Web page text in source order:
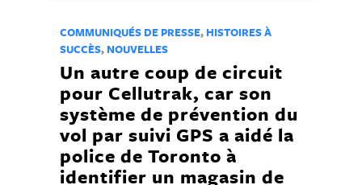
COMMUNIQUÉS DE PRESSE, HISTOIRES À
SUCCÈS, NOUVELLES
Un autre coup de circuit
pour Cellutrak, car son
système de prévention du
vol par suivi GPS a aidé la
police de Toronto à
identifier un magasin de